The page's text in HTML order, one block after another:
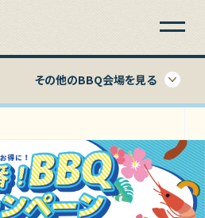
その他のBBQ会場を見る